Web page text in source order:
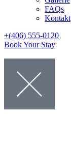
FAQs
Kontakt
+(406) 555-0120
Book Your Stay